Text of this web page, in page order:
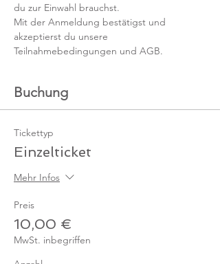
du zur Einwahl brauchst.
Mit der Anmeldung bestätigst und
akzeptierst du unsere
Teilnahmebedingungen und AGB.
Buchung
Tickettyp
Einzelticket
Mehr Infos
Preis
10,00 €
MwSt. inbegriffen